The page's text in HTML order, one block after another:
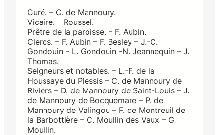
Curé. – C. de Mannoury.
Vicaire. – Roussel.
Prêtre de la paroisse. – F. Aubin.
Clercs. – F. Aubin – F. Besley – J.-C.
Gondouin – L. Gondouin -N. Jeannequin – J.
Thomas.
Seigneurs et notables. – L.-F. de la
Houssaye du Plessis – C. de Mannoury de
Riviers – D. de Mannoury de Saint-Louis – J.
de Mannoury de Bocquemare – P. de
Mannoury de Valingou – F. de Montreuil de
la Barbottière – C. Moullin des Vaux – G.
Moullin.